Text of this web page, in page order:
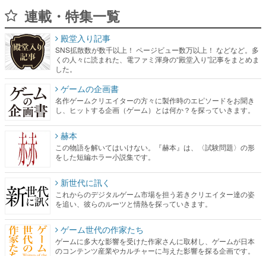
連載・特集一覧
殿堂入り記事
SNS拡散数が数千以上！ ページビュー数万以上！ などなど。多
くの人々に読まれた、電ファミ渾身の“殿堂入り”記事をまとめま
した。
ゲームの企画書
名作ゲームクリエイターの方々に製作時のエピソードをお聞き
し、ヒットする企画（ゲーム）とは何か？を探っていきます。
赫本
この物語を解いてはいけない。『赫本』は、〈試験問題〉の形
をした短編ホラー小説集です。
新世代に訊く
これからのデジタルゲーム市場を担う若きクリエイター達の姿
を追い、彼らのルーツと情熱を探っていきます。
ゲーム世代の作家たち
ゲームに多大な影響を受けた作家さんに取材し、ゲームが日本
のコンテンツ産業やカルチャーに与えた影響を探る企画です。